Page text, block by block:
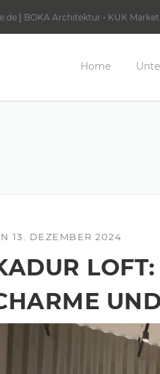
BOKA Architektur • KUK
Home
13. DEZEMBER 2024